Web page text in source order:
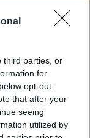
third parties, or
for
opt-out
that after your
seeing
utilized by
filmstúdió
Fulbright-
kelet-
1991-ben
külföldi
kiadót,